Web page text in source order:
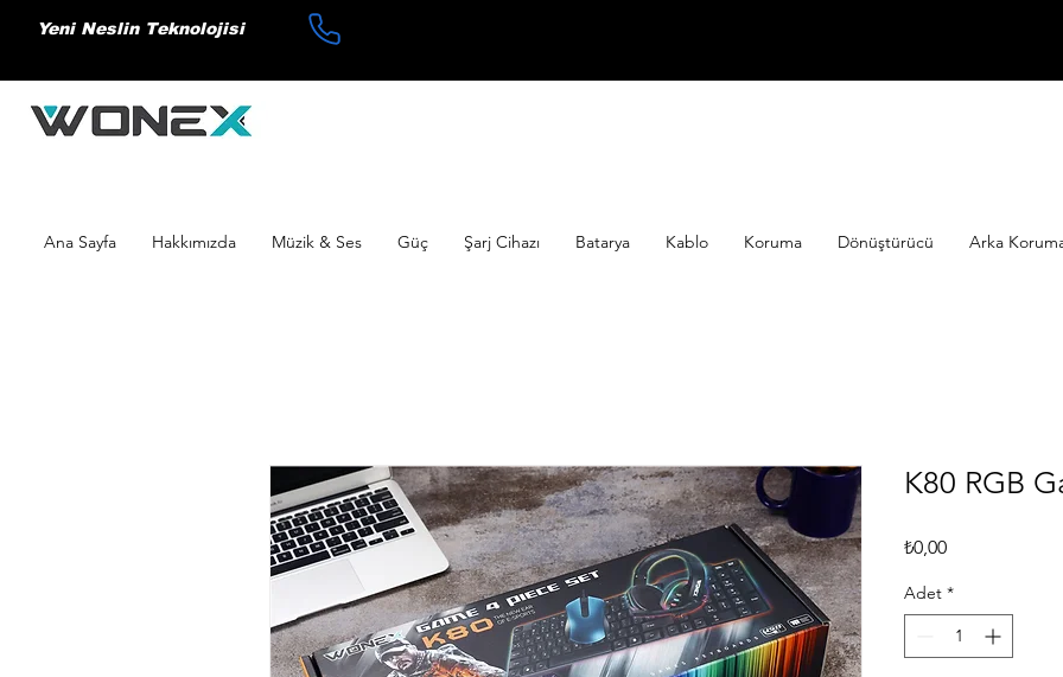
Yeni Neslin Teknolojisi
Ana Sayfa Hakkımızda Müzik & Ses Güç Şarj Cihazı Batarya Kablo Koruma Dönüştürücü Arka Koruma
K80 RGB
₺0,00Fiyat
Adet *